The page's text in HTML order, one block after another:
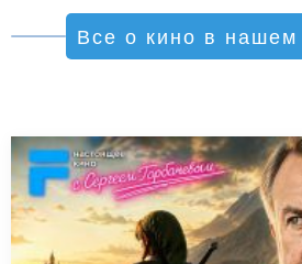
Все о кино в нашем